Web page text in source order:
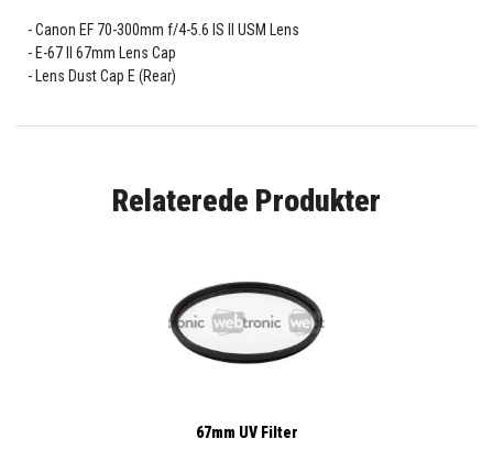
Canon EF 70-300mm f/4-5.6 IS II USM Lens
E-67 II 67mm Lens Cap
Lens Dust Cap E (Rear)
Relaterede Produkter
67mm UV Filter